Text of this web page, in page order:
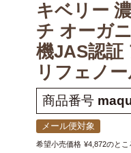
キベリー
チ オーガ
機JAS認証
リフェノ
商品番号
メール便対象
希望小売価格 ¥4,872のとこ